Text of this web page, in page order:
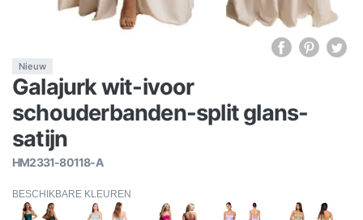
Nieuw
Galajurk wit-ivoor
schouderbanden-split glans-
satijn
HM2331-80118-A
BESCHIKBARE KLEUREN